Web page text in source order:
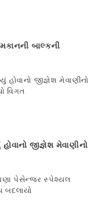
બાલ્કની
જીજ્ઞેશ મેવાણીનો